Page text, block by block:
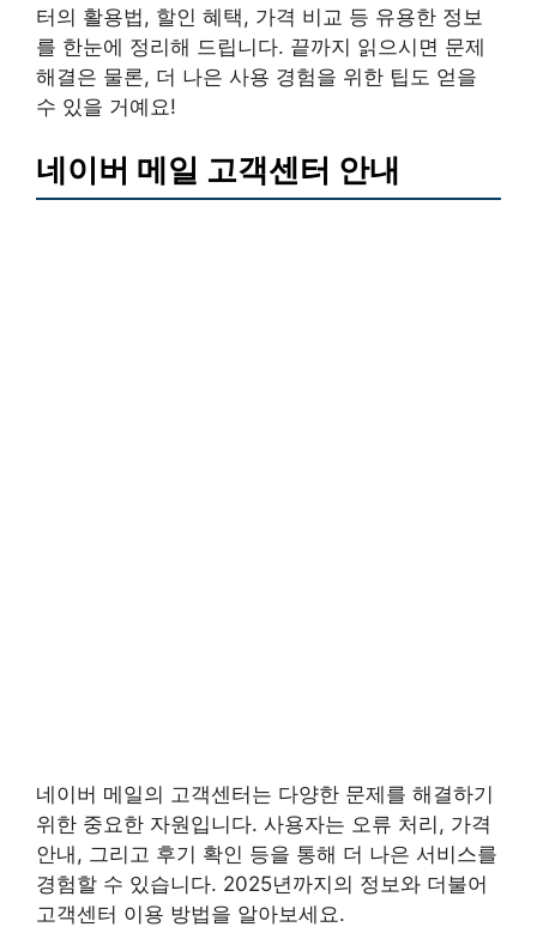
터의 활용법, 할인 혜택, 가격 비교 등 유용한 정보
를 한눈에 정리해 드립니다. 끝까지 읽으시면 문제
해결은 물론, 더 나은 사용 경험을 위한 팁도 얻을
수 있을 거예요!
네이버 메일 고객센터 안내
네이버 메일의 고객센터는 다양한 문제를 해결하기
위한 중요한 자원입니다. 사용자는 오류 처리, 가격
안내, 그리고 후기 확인 등을 통해 더 나은 서비스를
경험할 수 있습니다. 2025년까지의 정보와 더불어
고객센터 이용 방법을 알아보세요.